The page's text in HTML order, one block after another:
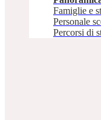
Famiglie e
Personale
Percorsi di